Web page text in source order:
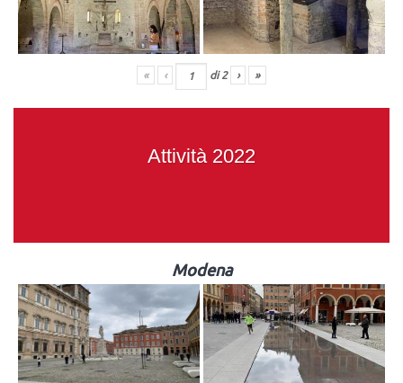
« ‹ di2 › »
Attività 2022
Modena